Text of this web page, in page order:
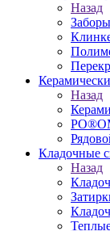
Назад
Назад
Кладочные
Назад